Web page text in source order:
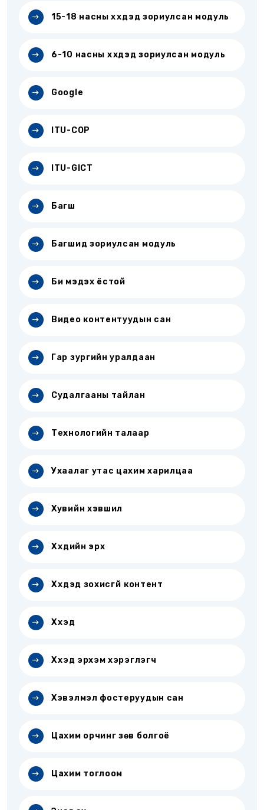
15-18 насны хүүхдэд зориулсан модуль
6-10 насны хүүхдэд зориулсан модуль
Google
ITU-COP
ITU-GICT
Багш
Багшид зориулсан модуль
Би мэдэх ёстой
Видео контентуудын сан
Гар зургийн уралдаан
Судалгааны тайлан
Технологийн талаар
Ухаалаг утас цахим харилцаа
Хувийн хэвшил
Хүүхдийн эрх
Хүүхдэд зохисгүй контент
Хүүхэд
Хүүхэд эрхэм хэрэглэгч
Хэвэлмэл фостеруудын сан
Цахим орчинг зөв болгоё
Цахим тоглоом